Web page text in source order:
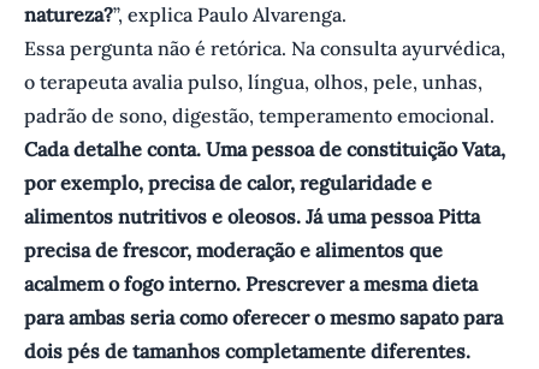
natureza?”, explica Paulo Alvarenga.
Essa pergunta não é retórica. Na consulta ayurvédica,
o terapeuta avalia pulso, língua, olhos, pele, unhas,
padrão de sono, digestão, temperamento emocional.
Cada detalhe conta. Uma pessoa de constituição Vata,
por exemplo, precisa de calor, regularidade e
alimentos nutritivos e oleosos. Já uma pessoa Pitta
precisa de frescor, moderação e alimentos que
acalmem o fogo interno. Prescrever a mesma dieta
para ambas seria como oferecer o mesmo sapato para
dois pés de tamanhos completamente diferentes.